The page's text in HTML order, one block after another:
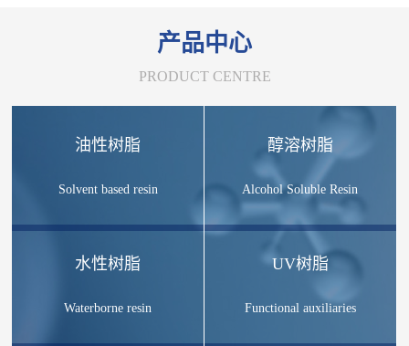
产品中心
PRODUCT CENTRE
油性树脂
Solvent based resin
醇溶树脂
Alcohol Soluble Resin
水性树脂
Waterborne resin
UV树脂
Functional auxiliaries